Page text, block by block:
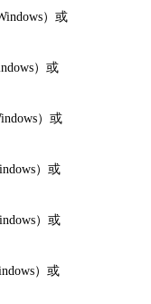
）或
）或
）或
）或
）或
）或